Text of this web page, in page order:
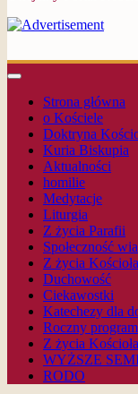
Strona główna
o Kościele
Doktryna
Kuria Biskupia
Aktualności
homilie
Medytacje
Liturgia
Z życia Parafii
Społeczność
Z życia Kościoła
Duchowość
Ciekawostki
Katechezy dla
Roczny
Z życia
WYŻSZE
RODO